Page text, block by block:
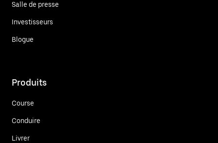
Salle de presse
Investisseurs
Blogue
Produits
Course
Conduire
Livrer